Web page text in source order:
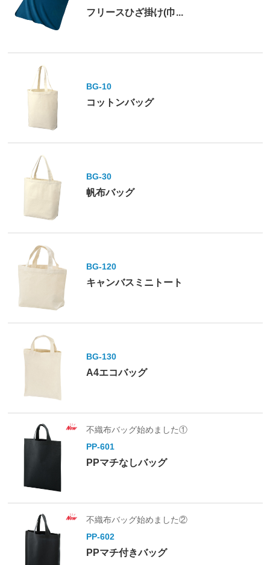
フリースひざ掛け(巾...
BG-10
コットンバッグ
BG-30
帆布バッグ
BG-120
キャンバスミニトート
BG-130
A4エコバッグ
不織布バッグ始めました①
PP-601
PPマチなしバッグ
不織布バッグ始めました②
PP-602
PPマチ付きバッグ